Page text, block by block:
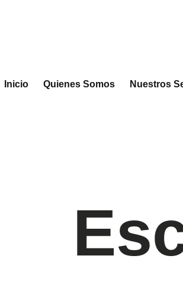
Inicio Quienes Somos Nuestros